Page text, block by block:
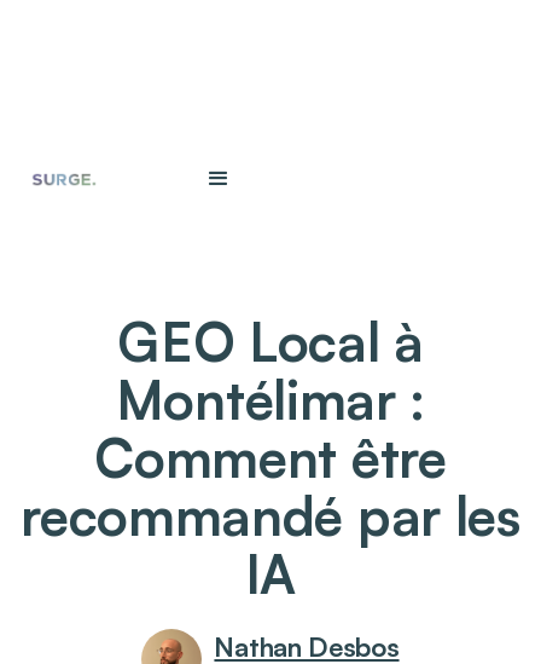
GEO Local à
Montélimar :
Comment être
recommandé par les
IA
Nathan Desbos